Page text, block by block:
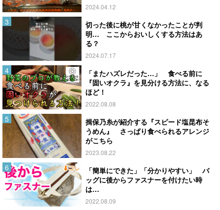
2024.04.12
切った後に桃が甘くなかったことが判
明… ここからおいしくする方法はあ
る？
2024.07.17
「またハズレだった…」 食べる前に
『固いオクラ』を見分ける方法に、なる
ほど！
2022.08.08
揖保乃糸が紹介する『スピード塩昆布そ
うめん』 さっぱり食べられるアレンジ
がこちら
2023.08.22
「簡単にできた」「分かりやすい」 バ
ッグに後からファスナーを付けたい時
は…
2022.08.09